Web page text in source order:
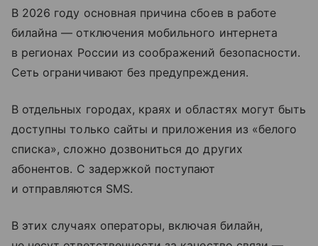
В 2026 году основная причина сбоев в работе
билайна — отключения мобильного интернета
в регионах России из соображений безопасности.
Сеть ограничивают без предупреждения.
В отдельных городах, краях и областях могут быть
доступны только сайты и приложения из «белого
списка», сложно дозвониться до других
абонентов. С задержкой поступают
и отправляются SMS.
В этих случаях операторы, включая билайн,